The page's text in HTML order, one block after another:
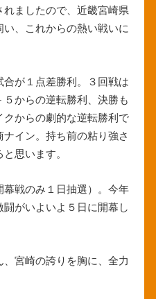
ましたので、近畿宮崎県
、これからの熱い戦いに
が１点差勝利。３回戦は
からの逆転勝利、決勝も
からの劇的な逆転勝利で
イン。持ち前の粘り強さ
思います。
戦のみ１日抽選）。今年
がいよいよ５日に開幕し
宮崎の誇りを胸に、全力